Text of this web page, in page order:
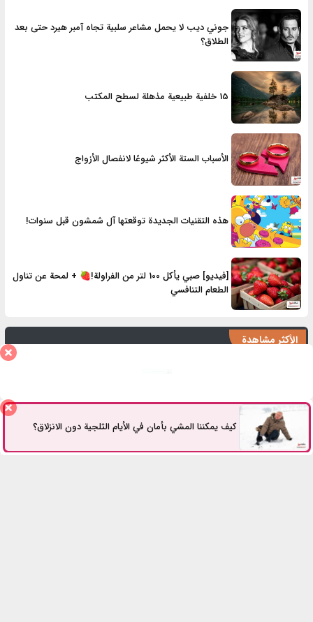
جوني ديب لا يحمل مشاعر سلبية تجاه آمبر هيرد حتى بعد
الطلاق؟
15 خلفية طبيعية مذهلة لسطح المكتب
الأسباب الستة الأكثر شيوعًا لانفصال الأزواج
هذه التقنيات الجديدة توقعتها آل شمشون قبل سنوات!
[فيديو] صبي يأكل 100 لتر من الفراولة!🍓 + لمحة عن تناول
الطعام التنافسي
الأكثر مشاهدة
كيف يمكننا المشي بأمان في الأيام الثلجية دون الانزلاق؟